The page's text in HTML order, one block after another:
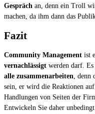
Gespräch an, denn ein Troll
machen, da ihm dann das
Fazit
Community Management ist
vernachlässigt werden darf.
alle zusammenarbeiten, denn
sein, er wird die Reaktionen
Handlungen von Seiten der
Entwickeln Sie daher